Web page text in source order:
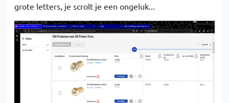
grote letters, je scrolt je een ongeluk...